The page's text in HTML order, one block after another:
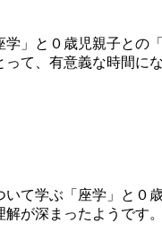
」と０歳児親子との
て、有意義な時間に
て学ぶ「座学」と０
が深まったようです。